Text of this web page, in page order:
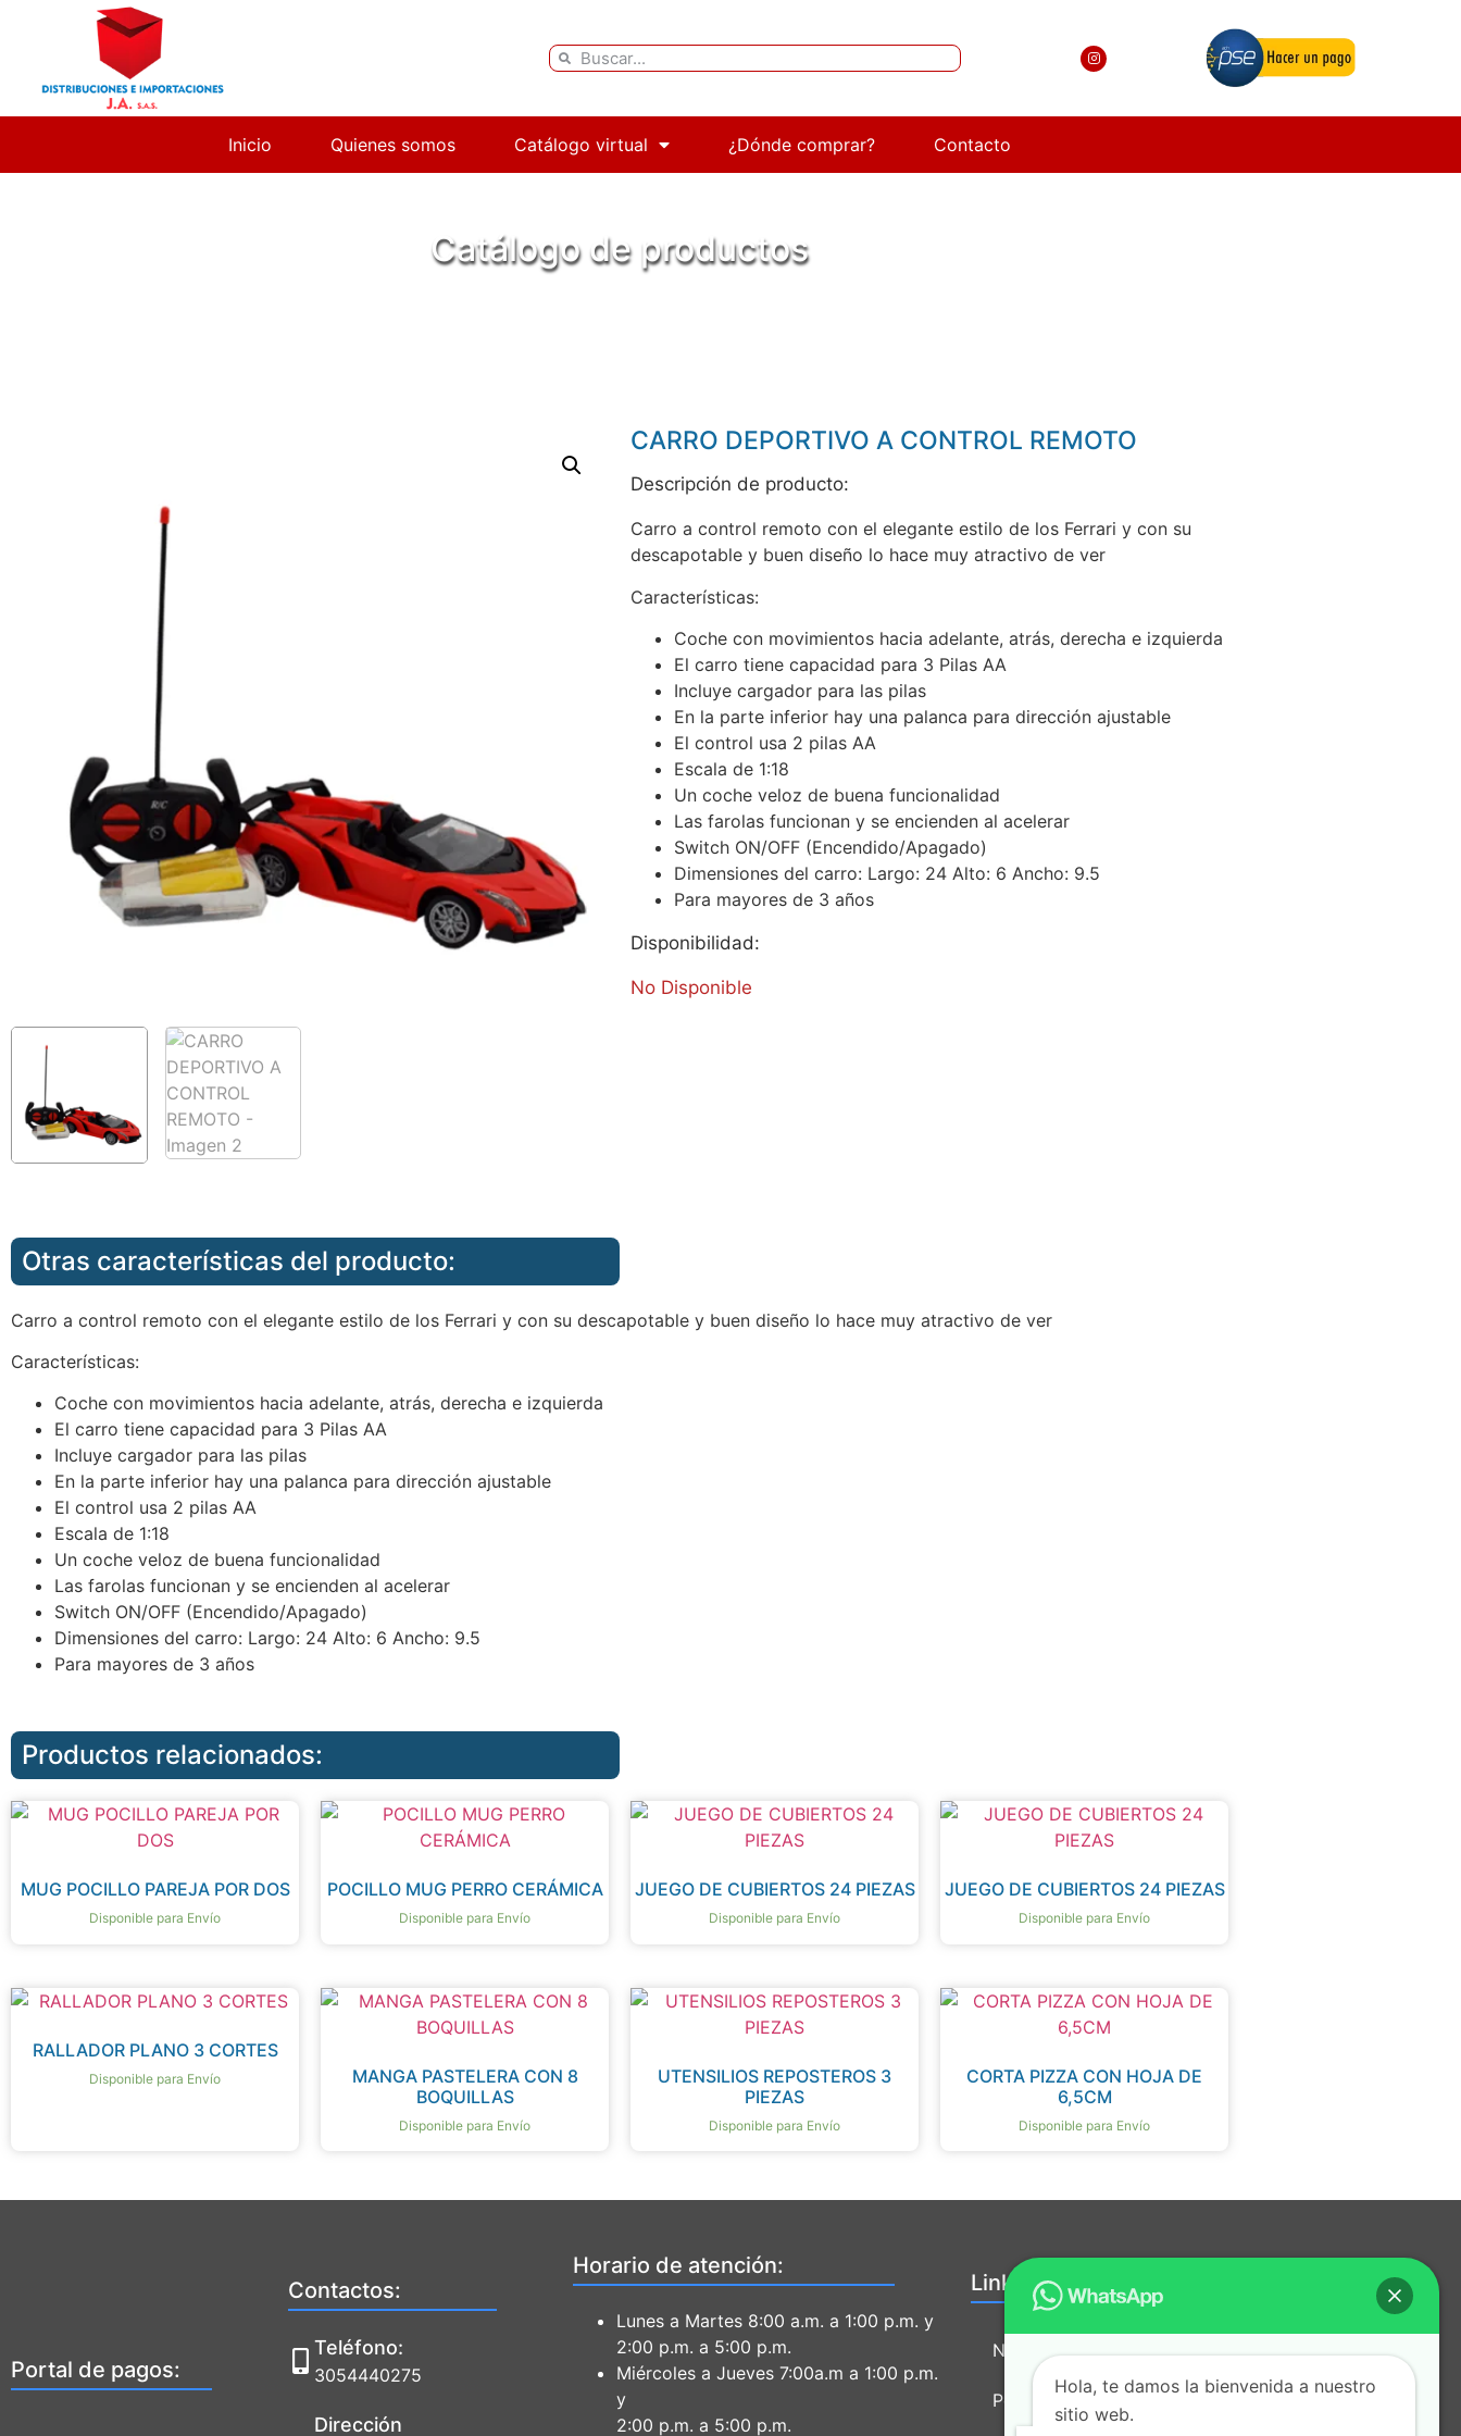
Inicio Quienes somos Catálogo virtual ¿Dónde comprar? Contacto
Catálogo de productos
CARRO DEPORTIVO A CONTROL REMOTO
Descripción de producto:
Carro a control remoto con el elegante estilo de los Ferrari y con su
descapotable y buen diseño lo hace muy atractivo de ver
Características:
Coche con movimientos hacia adelante, atrás, derecha e izquierda
El carro tiene capacidad para 3 Pilas AA
Incluye cargador para las pilas
En la parte inferior hay una palanca para dirección ajustable
El control usa 2 pilas AA
Escala de 1:18
Un coche veloz de buena funcionalidad
Las farolas funcionan y se encienden al acelerar
Switch ON/OFF (Encendido/Apagado)
Dimensiones del carro: Largo: 24 Alto: 6 Ancho: 9.5
Para mayores de 3 años
Disponibilidad:
No Disponible
Otras características del producto:
Carro a control remoto con el elegante estilo de los Ferrari y con su descapotable y buen diseño lo hace muy atractivo de ver
Características:
Coche con movimientos hacia adelante, atrás, derecha e izquierda
El carro tiene capacidad para 3 Pilas AA
Incluye cargador para las pilas
En la parte inferior hay una palanca para dirección ajustable
El control usa 2 pilas AA
Escala de 1:18
Un coche veloz de buena funcionalidad
Las farolas funcionan y se encienden al acelerar
Switch ON/OFF (Encendido/Apagado)
Dimensiones del carro: Largo: 24 Alto: 6 Ancho: 9.5
Para mayores de 3 años
Productos relacionados:
MUG POCILLO PAREJA POR DOS
Disponible para Envío
POCILLO MUG PERRO CERÁMICA
Disponible para Envío
JUEGO DE CUBIERTOS 24 PIEZAS
Disponible para Envío
JUEGO DE CUBIERTOS 24 PIEZAS
Disponible para Envío
RALLADOR PLANO 3 CORTES
Disponible para Envío
MANGA PASTELERA CON 8
BOQUILLAS
Disponible para Envío
UTENSILIOS REPOSTEROS 3
PIEZAS
Disponible para Envío
CORTA PIZZA CON HOJA DE
6,5CM
Disponible para Envío
Portal de pagos:
Contactos:
Teléfono:
3054440275
Dirección
Horario de atención:
Lunes a Martes 8:00 a.m. a 1:00 p.m. y
2:00 p.m. a 5:00 p.m.
Miércoles a Jueves 7:00a.m a 1:00 p.m.
y
2:00 p.m. a 5:00 p.m.
Links útiles:
Nosotros
Política de tratamiento de datos
Hola, te damos la bienvenida a nuestro
sitio web.